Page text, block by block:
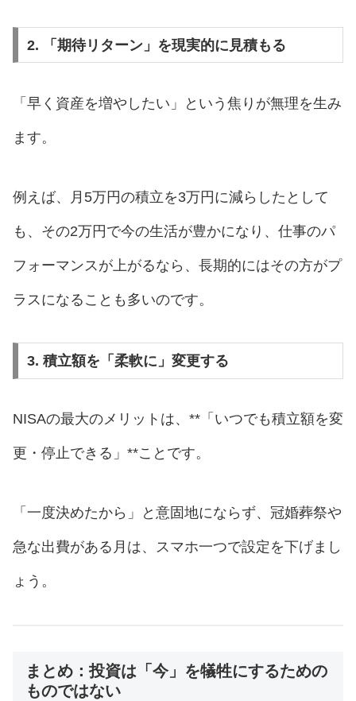
2. 「期待リターン」を現実的に見積もる
「早く資産を増やしたい」という焦りが無理を生み
ます。
例えば、月5万円の積立を3万円に減らしたとして
も、その2万円で今の生活が豊かになり、仕事のパ
フォーマンスが上がるなら、長期的にはその方がプ
ラスになることも多いのです。
3. 積立額を「柔軟に」変更する
NISAの最大のメリットは、**「いつでも積立額を変
更・停止できる」**ことです。
「一度決めたから」と意固地にならず、冠婚葬祭や
急な出費がある月は、スマホ一つで設定を下げまし
ょう。
まとめ：投資は「今」を犠牲にするための
ものではない